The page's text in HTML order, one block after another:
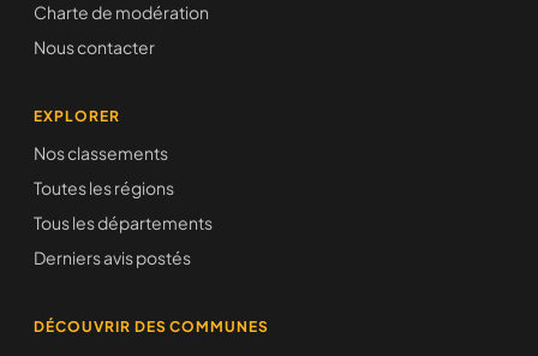
Charte de modération
Nous contacter
EXPLORER
Nos classements
Toutes les régions
Tous les départements
Derniers avis postés
DÉCOUVRIR DES COMMUNES